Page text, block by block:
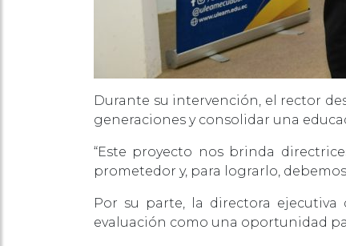
Durante su intervención, el rector
generaciones y consolidar una
“Este proyecto nos brinda
prometedor y, para lograrlo,
Por su parte, la directora
evaluación como una oportunidad